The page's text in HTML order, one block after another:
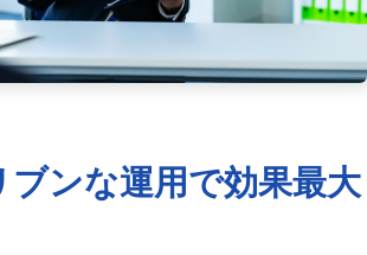
ブンな運用で効果最大